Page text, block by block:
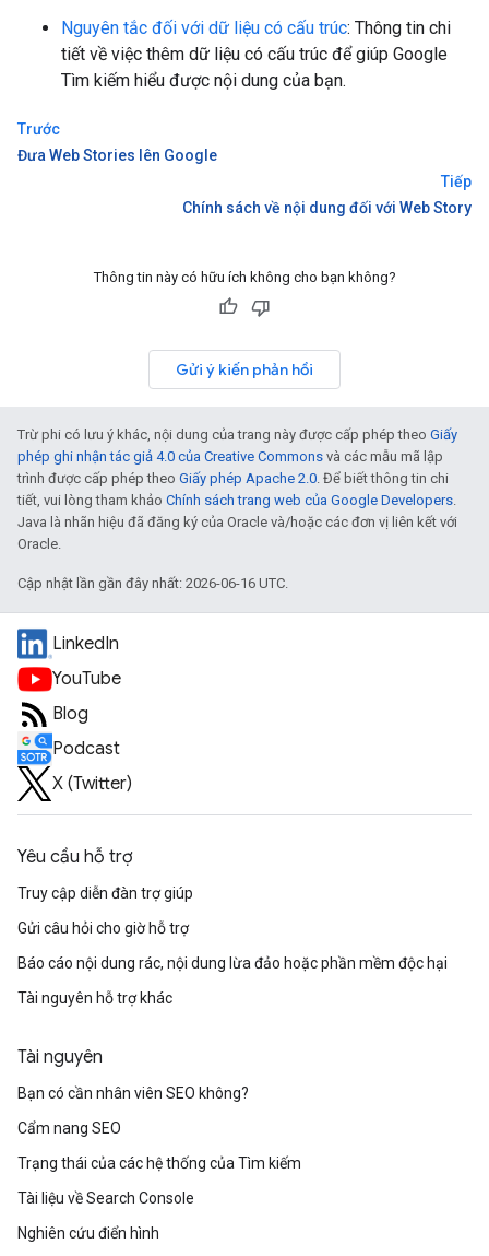
Nguyên tắc đối với dữ liệu có cấu trúc: Thông tin chi
tiết về việc thêm dữ liệu có cấu trúc để giúp Google
Tìm kiếm hiểu được nội dung của bạn.
Trước
Đưa Web Stories lên Google
Tiếp
Chính sách về nội dung đối với Web Story
Thông tin này có hữu ích không cho bạn không?
Gửi ý kiến phản hồi
Trừ phi có lưu ý khác, nội dung của trang này được cấp phép theo Giấy
phép ghi nhận tác giả 4.0 của Creative Commons và các mẫu mã lập
trình được cấp phép theo Giấy phép Apache 2.0. Để biết thông tin chi
tiết, vui lòng tham khảo Chính sách trang web của Google Developers.
Java là nhãn hiệu đã đăng ký của Oracle và/hoặc các đơn vị liên kết với
Oracle.
Cập nhật lần gần đây nhất: 2026-06-16 UTC.
LinkedIn
YouTube
Blog
Podcast
X (Twitter)
Yêu cầu hỗ trợ
Truy cập diễn đàn trợ giúp
Gửi câu hỏi cho giờ hỗ trợ
Báo cáo nội dung rác, nội dung lừa đảo hoặc phần mềm độc hại
Tài nguyên hỗ trợ khác
Tài nguyên
Bạn có cần nhân viên SEO không?
Cẩm nang SEO
Trạng thái của các hệ thống của Tìm kiếm
Tài liệu về Search Console
Nghiên cứu điển hình